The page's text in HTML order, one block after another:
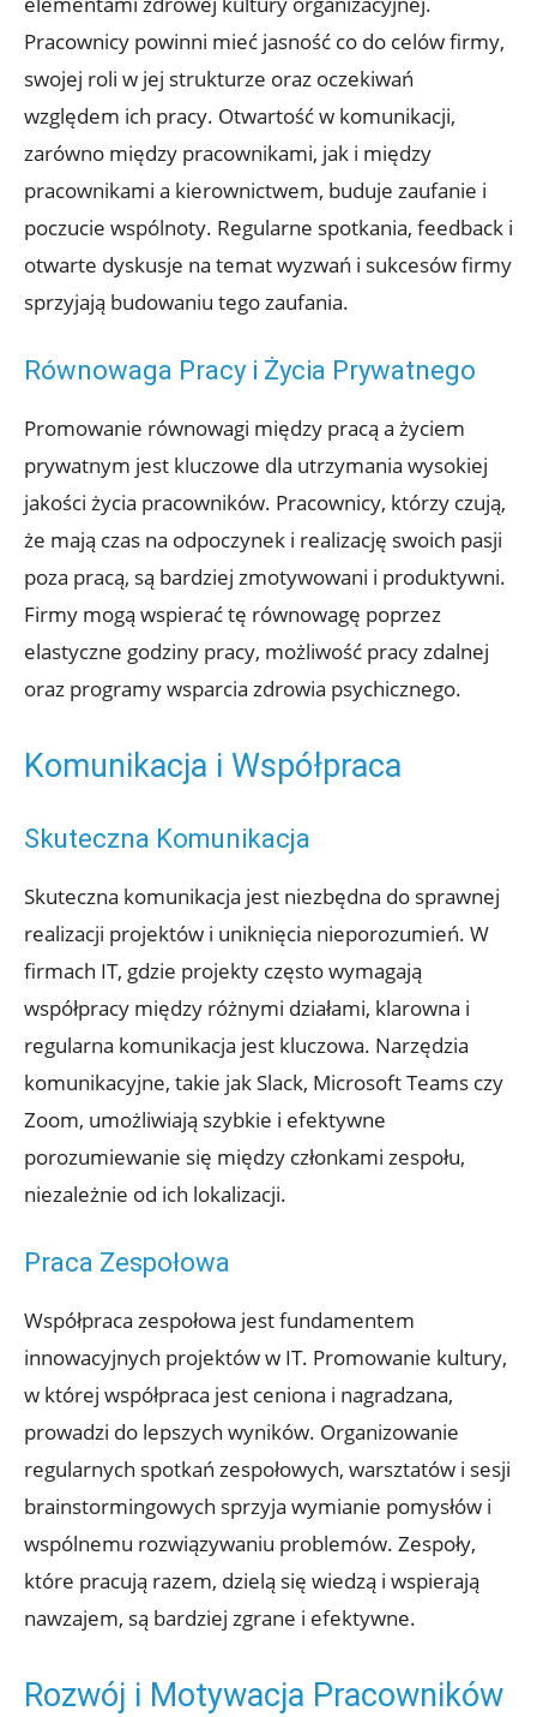
Pracownicy powinni mieć jasność co do celów firmy,
swojej roli w jej strukturze oraz oczekiwań
względem ich pracy. Otwartość w komunikacji,
zarówno między pracownikami, jak i między
pracownikami a kierownictwem, buduje zaufanie i
poczucie wspólnoty. Regularne spotkania, feedback i
otwarte dyskusje na temat wyzwań i sukcesów firmy
sprzyjają budowaniu tego zaufania.
Równowaga Pracy i Życia Prywatnego
Promowanie równowagi między pracą a życiem
prywatnym jest kluczowe dla utrzymania wysokiej
jakości życia pracowników. Pracownicy, którzy czują,
że mają czas na odpoczynek i realizację swoich pasji
poza pracą, są bardziej zmotywowani i produktywni.
Firmy mogą wspierać tę równowagę poprzez
elastyczne godziny pracy, możliwość pracy zdalnej
oraz programy wsparcia zdrowia psychicznego.
Komunikacja i Współpraca
Skuteczna Komunikacja
Skuteczna komunikacja jest niezbędna do sprawnej
realizacji projektów i uniknięcia nieporozumień. W
firmach IT, gdzie projekty często wymagają
współpracy między różnymi działami, klarowna i
regularna komunikacja jest kluczowa. Narzędzia
komunikacyjne, takie jak Slack, Microsoft Teams czy
Zoom, umożliwiają szybkie i efektywne
porozumiewanie się między członkami zespołu,
niezależnie od ich lokalizacji.
Praca Zespołowa
Współpraca zespołowa jest fundamentem
innowacyjnych projektów w IT. Promowanie kultury,
w której współpraca jest ceniona i nagradzana,
prowadzi do lepszych wyników. Organizowanie
regularnych spotkań zespołowych, warsztatów i sesji
brainstormingowych sprzyja wymianie pomysłów i
wspólnemu rozwiązywaniu problemów. Zespoły,
które pracują razem, dzielą się wiedzą i wspierają
nawzajem, są bardziej zgrane i efektywne.
Rozwój i Motywacja Pracowników